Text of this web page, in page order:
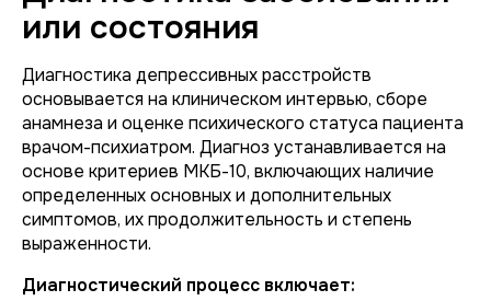
или состояния
Диагностика депрессивных расстройств
основывается на клиническом интервью, сборе
анамнеза и оценке психического статуса пациента
врачом-психиатром. Диагноз устанавливается на
основе критериев МКБ-10, включающих наличие
определенных основных и дополнительных
симптомов, их продолжительность и степень
выраженности.
Диагностический процесс включает: